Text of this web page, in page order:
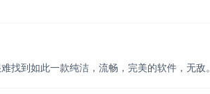
找到如此一款纯洁，流畅，完美的软件，无敌。